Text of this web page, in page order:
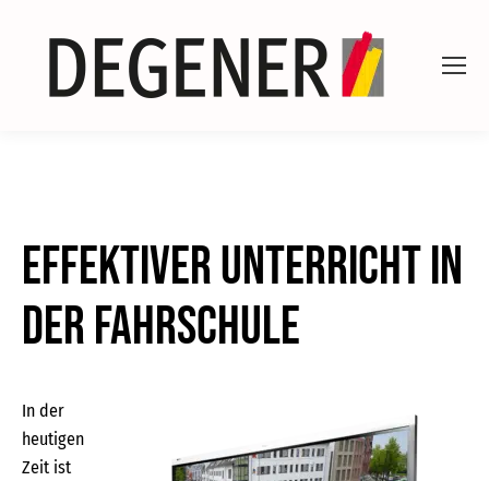
Effektiver Unterricht in
der Fahrschule
In der
heutigen
Zeit ist